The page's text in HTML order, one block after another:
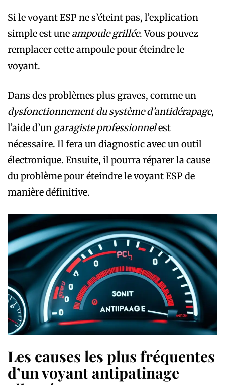
Si le voyant ESP ne s’éteint pas, l’explication
simple est une ampoule grillée. Vous pouvez
remplacer cette ampoule pour éteindre le
voyant.
Dans des problèmes plus graves, comme un
dysfonctionnement du système d’antidérapage,
l’aide d’un garagiste professionnelest
nécessaire. Il fera un diagnostic avec un outil
électronique. Ensuite, il pourra réparer la cause
du problème pour éteindre le voyant ESP de
manière définitive.
Les causes les plus fréquentes
d’un voyant antipatinage